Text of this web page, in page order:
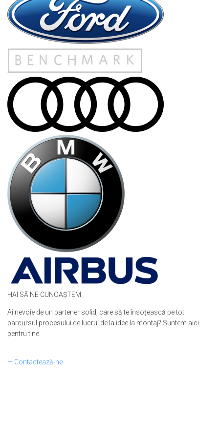
HAI SĂ NE CUNOAȘTEM
Ai nevoie de un partener solid, care să te însoțească pe tot
parcursul procesului de lucru, de la idee la montaj? Suntem aici
pentru tine.
— Contactează-ne